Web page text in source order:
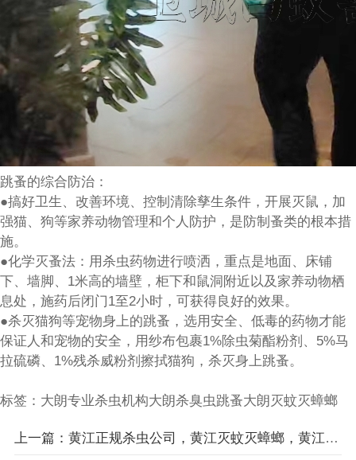
跳蚤的综合防治：
●搞好卫生、改善环境、控制清除孳生条件，开展灭鼠，加
强猫、狗等家养动物管理和个人防护，是防制蚤类的根本措
施。
●化学灭蚤法：用杀虫药物进行喷洒，重点是地面、床铺
下、墙脚、1米高的墙壁，柜下和鼠洞附近以及家养动物栖
息处，施药后闭门1至2小时，可获得良好的效果。
●杀灭猫狗等宠物身上的跳蚤，选用安全、低毒的药物才能
保证人和宠物的安全，用纱布包裹1%除虫菊酯粉剂、5%马
拉硫磷、1%残杀威粉剂擦拭猫狗，杀灭身上跳蚤。
标签： 大朗专业杀虫机构大朗杀臭虫跳蚤大朗灭蚊灭蟑螂
上一篇：黄江正规杀虫公司，黄江灭蚊灭蟑螂，黄江除虫公司，黄江专业杀臭虫